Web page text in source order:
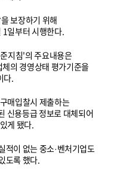
보장하기 위해
1일부터 시행한다.
지침'의 주요내용은
의 경영상태 평가기준을
다.
매입찰시 제출하는
신용등급 정보로 대체되어
게 됐다.
적이 없는 중소·벤처기업도
도록 했다.